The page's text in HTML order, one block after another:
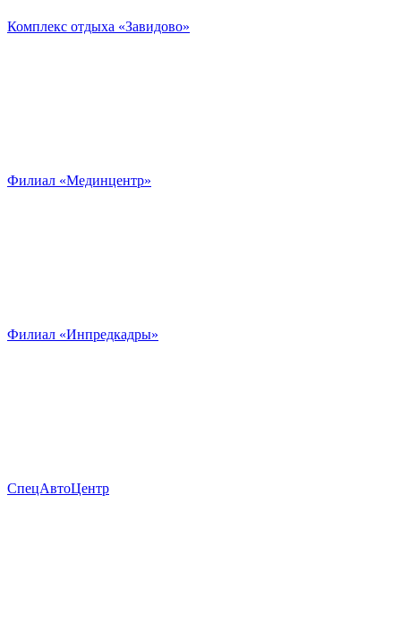
Комплекс отдыха «Завидово»
Филиал «Мединцентр»
Филиал «Инпредкадры»
СпецАвтоЦентр